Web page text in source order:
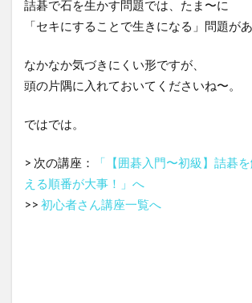
詰碁で石を生かす問題では、たま〜に
「セキにすることで生きになる」問題があ
なかなか気づきにくい形ですが、
頭の片隅に入れておいてくださいね〜。
ではでは。
> 次の講座：
「【囲碁入門〜初級】詰碁
える順番が大事！」へ
>> 初心者さん講座一覧へ